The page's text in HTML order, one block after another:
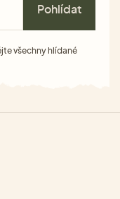
Pohlídat
všechny hlídané